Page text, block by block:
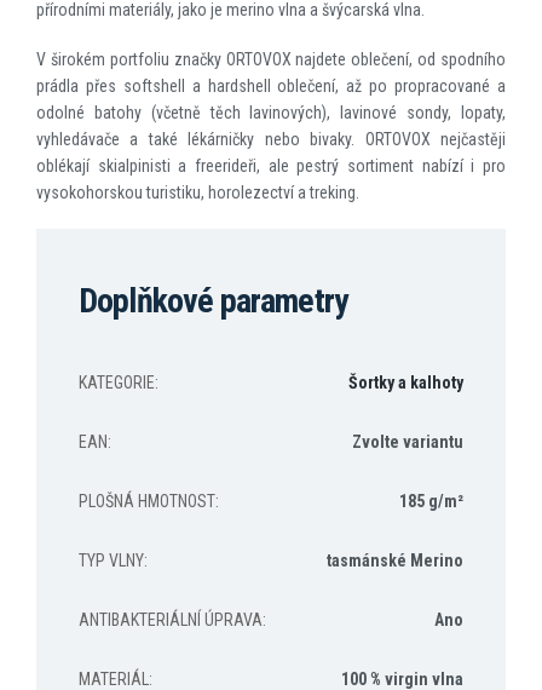
přírodními materiály, jako je merino vlna a švýcarská vlna.
V širokém portfoliu značky ORTOVOX najdete oblečení, od spodního
prádla přes softshell a hardshell oblečení, až po propracované a
odolné batohy (včetně těch lavinových), lavinové sondy, lopaty,
vyhledávače a také lékárničky nebo bivaky. ORTOVOX nejčastěji
oblékají skialpinisti a freerideři, ale pestrý sortiment nabízí i pro
vysokohorskou turistiku, horolezectví a treking.
Doplňkové parametry
KATEGORIE: Šortky a kalhoty
EAN: Zvolte variantu
PLOŠNÁ HMOTNOST: 185 g/m²
TYP VLNY: tasmánské Merino
ANTIBAKTERIÁLNÍ ÚPRAVA: Ano
MATERIÁL : 100 % virgin vlna